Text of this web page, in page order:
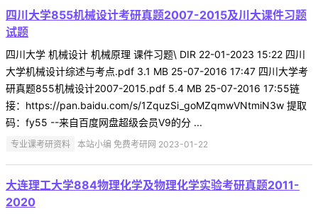
四川大学855机械设计考研真题2007-2015及川大课件习题
试题
四川大学 机械设计 机械原理 课件习题\ DIR 22-01-2023 15:22 四川
大学机械设计综述与考点.pdf 3.1 MB 25-07-2016 17:47 四川大学考
研真题855机械设计2007-2015.pdf 5.4 MB 25-07-2016 17:55链
接：https://pan.baidu.com/s/1ZquzSi_goMZqmwVNtmiN3w 提取
码：fy55 --来自百度网盘超级会员V9的分 ...
专业课考研资料 本站小编 免费考研网 2023-01-22
大连理工大学884物理化学及物理化学实验考研真题2011-
2020